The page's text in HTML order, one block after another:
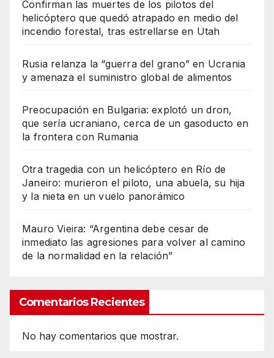
Confirman las muertes de los pilotos del
helicóptero que quedó atrapado en medio del
incendio forestal, tras estrellarse en Utah
Rusia relanza la “guerra del grano” en Ucrania
y amenaza el suministro global de alimentos
Preocupación en Bulgaria: explotó un dron,
que sería ucraniano, cerca de un gasoducto en
la frontera con Rumania
Otra tragedia con un helicóptero en Río de
Janeiro: murieron el piloto, una abuela, su hija
y la nieta en un vuelo panorámico
Mauro Vieira: “Argentina debe cesar de
inmediato las agresiones para volver al camino
de la normalidad en la relación”
Comentarios Recientes
No hay comentarios que mostrar.